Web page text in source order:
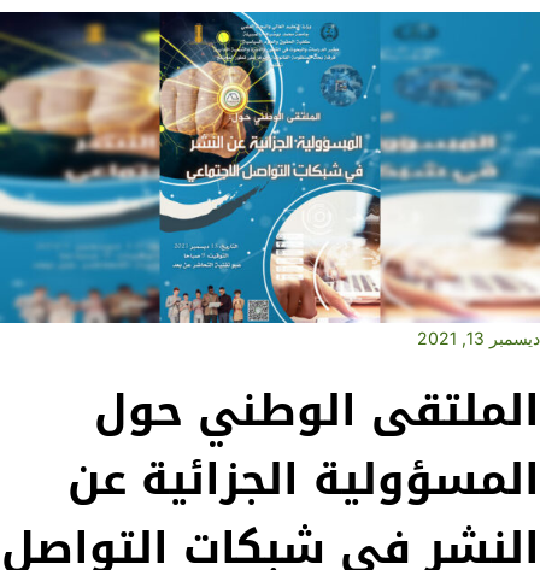
13, 2021
الوطني حول
الجزائية عن
في شبكات التواصل